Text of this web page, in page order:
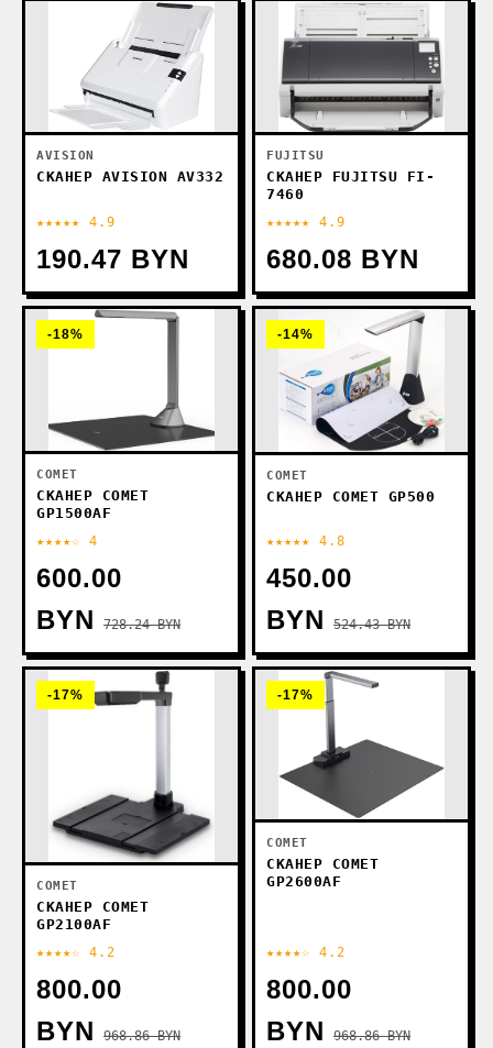
AVISION
СКАНЕР AVISION AV332
★★★★★ 4.9
190.47 BYN
FUJITSU
СКАНЕР FUJITSU FI-
7460
★★★★★ 4.9
680.08 BYN
-18%
COMET
СКАНЕР COMET
GP1500AF
★★★★☆ 4
600.00
BYN
728.24 BYN
-14%
COMET
СКАНЕР COMET GP500
★★★★★ 4.8
450.00
BYN
524.43 BYN
-17%
COMET
СКАНЕР COMET
GP2100AF
★★★★☆ 4.2
800.00
BYN
968.86 BYN
-17%
COMET
СКАНЕР COMET
GP2600AF
★★★★☆ 4.2
800.00
BYN
968.86 BYN